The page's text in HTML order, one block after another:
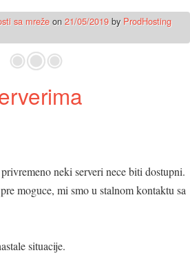
sa mreže on 21/05/2019 by ProdHosting
neki serveri nece biti dostupni.
moguce, mi smo u stalnom kontaktu sa
situacije.